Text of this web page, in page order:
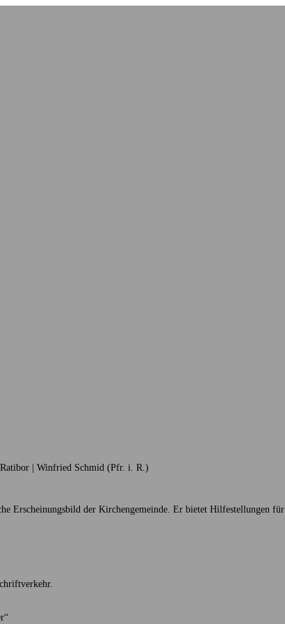
| Winfried Schmid (Pfr. i. R.)
Erscheinungsbild der Kirchengemeinde. Er bietet Hilfestellungen für